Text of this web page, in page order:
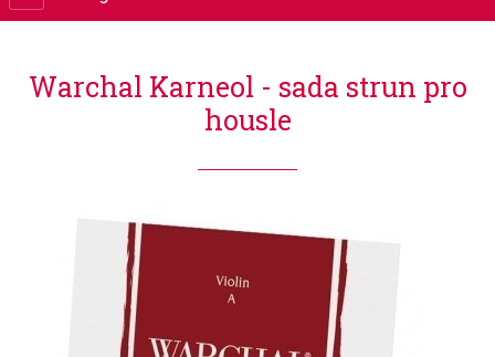
Warchal Karneol - sada strun pro
housle